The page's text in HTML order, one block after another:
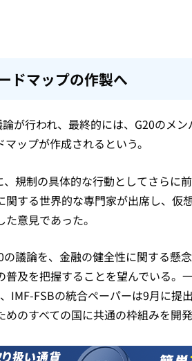
ドマップの作製へ
が行われ、最終的には、G20のメ
ップが作成されるという。
規制の具体的な行動としてさらに
する世界的な専門家が出席し、仮
意見であった。
議論を、金融の健全性に関する懸
及を把握することを望んでいる。
IMF-FSBの統合ペーパーは9月に提
のすべての国に共通の枠組みを開